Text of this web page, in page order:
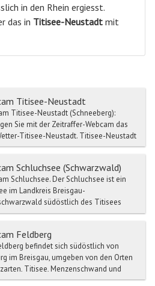
in den Rhein ergiesst.
das in Titisee-Neustadt mit
Titisee-Neustadt
Titisee-Neustadt (Schneeberg):
Sie mit der Zeitraffer-Webcam das
Titisee-Neustadt. Titisee-Neustadt
Schluchsee (Schwarzwald)
Schluchsee. Der Schluchsee ist ein
im Landkreis Breisgau-
südöstlich des Titisees
Württemberg). Der Sc...
Feldberg
befindet sich südöstlich von
im Breisgau, umgeben von den Orten
Titisee, Menzenschwand und
und Todtnau. ...